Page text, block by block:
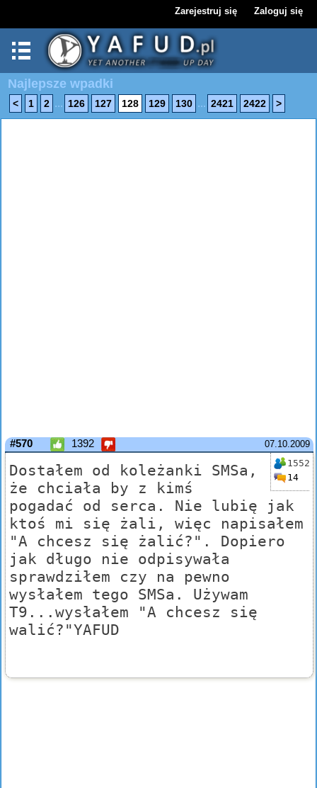
Zarejestruj się Zaloguj się
Najlepsze wpadki
< 1 2 ... 126 127 128 129 130 ... 2421 2422 >
07.10.2009
#570 1392
1552
14
Dostałem od koleżanki SMSa,
że chciała by z kimś
pogadać od serca. Nie lubię jak
ktoś mi się żali, więc napisałem
"A chcesz się żalić?". Dopiero
jak długo nie odpisywała
sprawdziłem czy na pewno
wysłałem tego SMSa. Używam
T9...wysłałem "A chcesz się
walić?"YAFUD